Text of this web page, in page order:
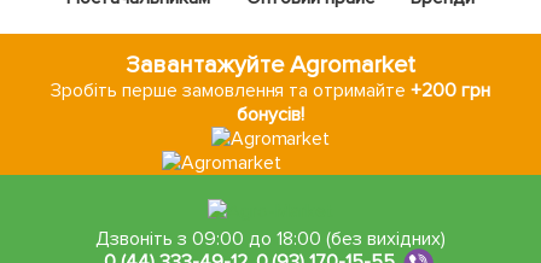
Завантажуйте Agromarket
Зробіть перше замовлення та отримайте+200 грн
бонусів!
Дзвоніть з 09:00 до 18:00 (без вихідних)